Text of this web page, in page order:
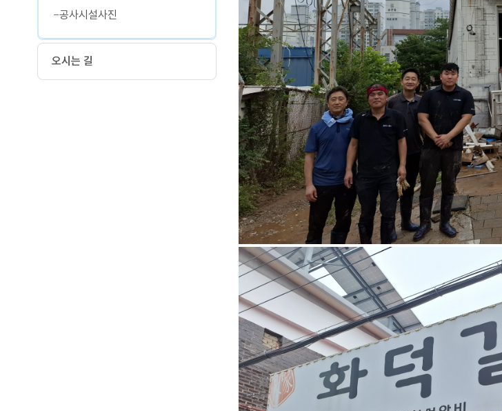
공사시설사진
오시는 길